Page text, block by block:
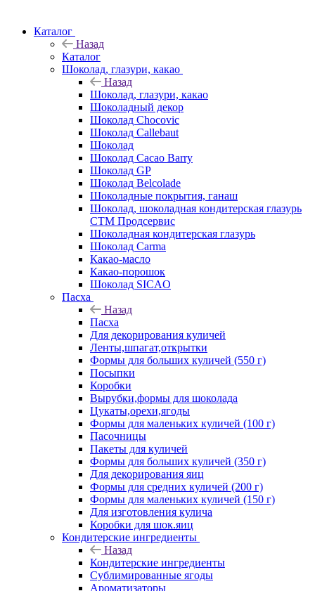
Каталог
Назад
Каталог
Шоколад, глазури, какао
Назад
Шоколад, глазури, какао
Шоколадный декор
Шоколад Chocovic
Шоколад Callebaut
Шоколад
Шоколад Cacao Barry
Шоколад GP
Шоколад Belcolade
Шоколадные покрытия, ганаш
Шоколад, шоколадная кондитерская глазурь
СТМ Продсервис
Шоколадная кондитерская глазурь
Шоколад Carma
Какао-масло
Какао-порошок
Шоколад SICAO
Пасха
Назад
Пасха
Для декорирования куличей
Ленты,шпагат,открытки
Формы для больших куличей (550 г)
Посыпки
Коробки
Вырубки,формы для шоколада
Цукаты,орехи,ягоды
Формы для маленьких куличей (100 г)
Пасочницы
Пакеты для куличей
Формы для больших куличей (350 г)
Для декорирования яиц
Формы для средних куличей (200 г)
Формы для маленьких куличей (150 г)
Для изготовления кулича
Коробки для шок.яиц
Кондитерские ингредиенты
Назад
Кондитерские ингредиенты
Сублимированные ягоды
Ароматизаторы